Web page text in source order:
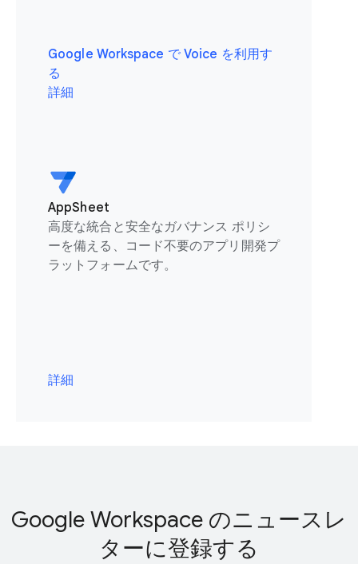
Google Workspace で Voice を利用す
る
詳細
AppSheet
高度な統合と安全なガバナンス ポリシ
ーを備える、コード不要のアプリ開発プ
ラットフォームです。
詳細
Google Workspace のニュースレ
ターに登録する